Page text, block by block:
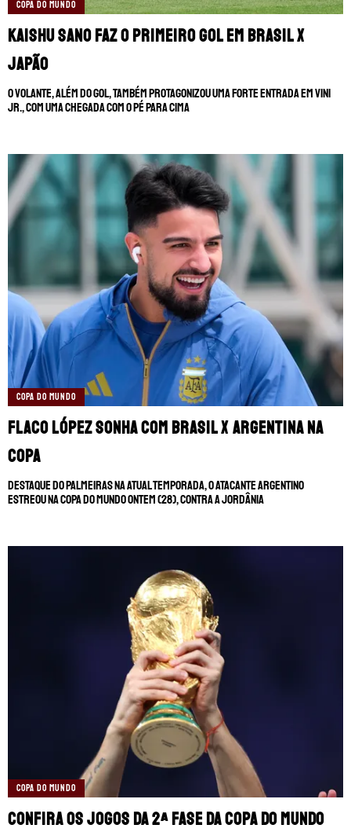
COPA DO MUNDO
Kaishu Sano faz o primeiro gol em Brasil x
Japão
O volante, além do gol, também protagonizou uma forte entrada em Vini
Jr., com uma chegada com o pé para cima
COPA DO MUNDO
Flaco López sonha com Brasil x Argentina na
Copa
Destaque do Palmeiras na atual temporada, o atacante argentino
estreou na Copa do Mundo ontem (28), contra a Jordânia
COPA DO MUNDO
Confira os jogos da 2ª fase da Copa do Mundo